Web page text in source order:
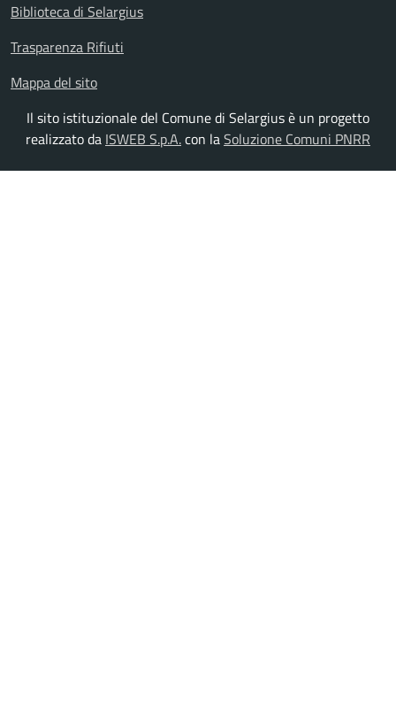
Biblioteca di Selargius
Trasparenza Rifiuti
Mappa del sito
Il sito istituzionale del Comune di Selargius è un progetto
realizzato da ISWEB S.p.A.con laSoluzione Comuni PNRR